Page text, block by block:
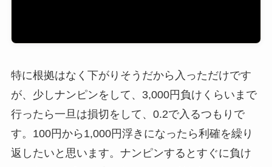
特に根拠はなく下がりそうだから入っただけです
が、少しナンピンをして、3,000円負けくらいまで
行ったら一旦は損切をして、0.2で入るつもりで
す。100円から1,000円浮きになったら利確を繰り
返したいと思います。ナンピンするとすぐに負け